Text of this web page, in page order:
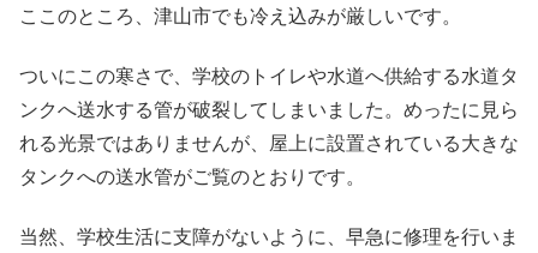
ここのところ、津山市でも冷え込みが厳しいです。
ついにこの寒さで、学校のトイレや水道へ供給する水道タ
ンクへ送水する管が破裂してしまいました。めったに見ら
れる光景ではありませんが、屋上に設置されている大きな
タンクへの送水管がご覧のとおりです。
当然、学校生活に支障がないように、早急に修理を行いま